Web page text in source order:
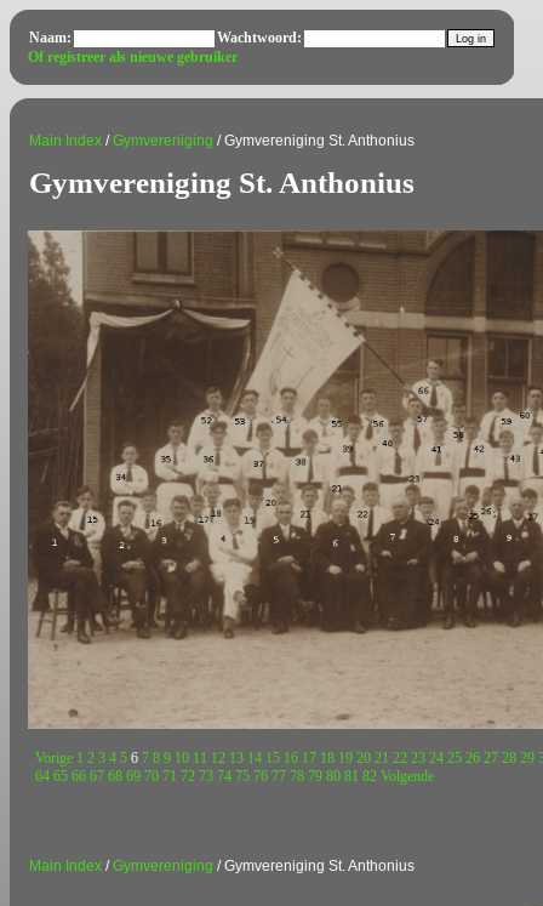
Naam:
Wachtwoord:
Of registreer als nieuwe gebruiker
Main Index /Gymvereniging / Gymvereniging St. Anthonius
Gymvereniging St. Anthonius
Vorige 1 2 3 4 5 6 7 8 9 10 11 12 13 14 15 16 17 18 19 20 21 22 23 24 25 26 27 28 29
64 65 66 67 68 69 70 71 72 73 74 75 76 77 78 79 80 81 82 Volgende
Main Index /Gymvereniging / Gymvereniging St. Anthonius